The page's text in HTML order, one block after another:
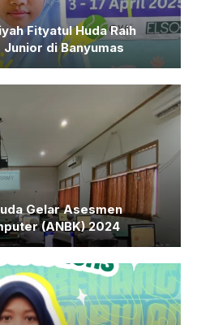
Fityatul Huda Raih
di Banyumas
Gelar Asesmen
(ANBK) 2024